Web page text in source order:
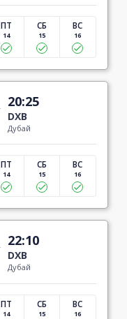
ПТ
14
СБ
15
ВС
16
20:25
DXB
Дубай
ПТ
14
СБ
15
ВС
16
22:10
DXB
Дубай
ПТ
14
СБ
15
ВС
16